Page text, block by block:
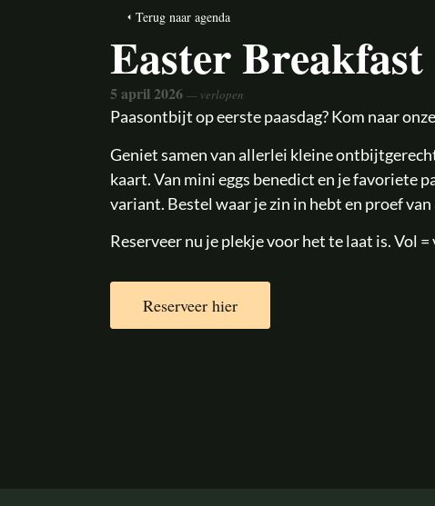
Terug naar agenda
Easter
5 april 2026 — verlopen
Paasontbijt op eerste paasdag? Kom naar
Geniet samen van allerlei kleine
kaart. Van mini eggs benedict en je favoriete
variant. Bestel waar je zin in hebt en proef
Reserveer nu je plekje voor het te laat is. Vol =
Reserveer hier